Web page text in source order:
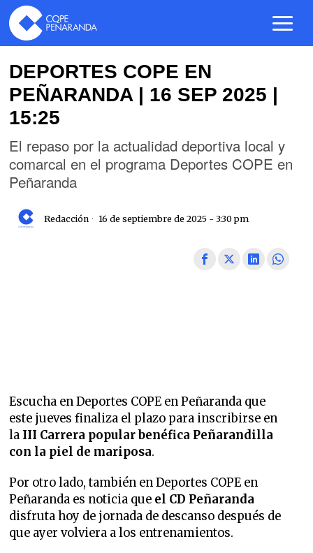
DEPORTES COPE EN
PEÑARANDA | 16 SEP 2025 |
15:25
El repaso por la actualidad deportiva local y
comarcal en el programa Deportes COPE en
Peñaranda
Redacción 16 de septiembre de 2025 - 3:30 pm
Escucha en Deportes COPE en Peñaranda que
este jueves finaliza el plazo para inscribirse en
la III Carrera popular benéfica Peñarandilla
con la piel de mariposa.
Por otro lado, también en Deportes COPE en
Peñaranda es noticia que el CD Peñaranda
disfruta hoy de jornada de descanso después de
que ayer volviera a los entrenamientos.